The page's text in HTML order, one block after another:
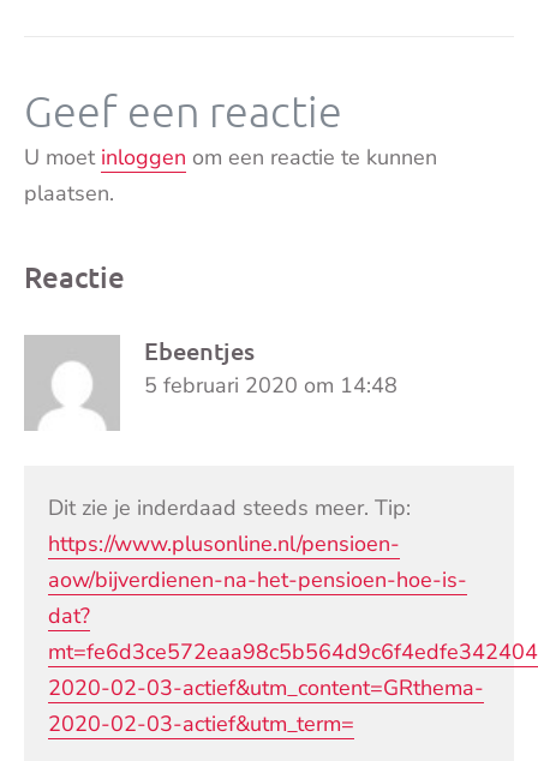
Geef een reactie
U moet inloggen om een reactie te kunnen
plaatsen.
Reactie
Ebeentjes
5 februari 2020 om 14:48
Dit zie je inderdaad steeds meer. Tip:
https://www.plusonline.nl/pensioen-
aow/bijverdienen-na-het-pensioen-hoe-is-
dat?
2020-02-03-actief&utm_content=GRthema-
2020-02-03-actief&utm_term=